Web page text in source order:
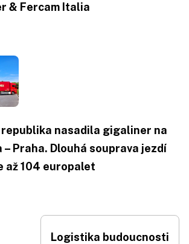
& Fercam Italia
republika nasadila gigaliner na
Praha. Dlouhá souprava jezdí
až 104 europalet
Logistika budoucnosti